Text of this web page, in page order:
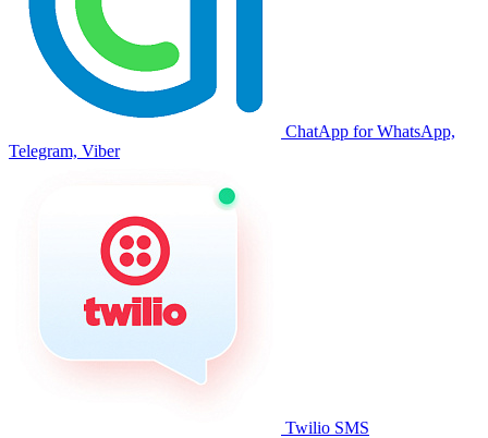
ChatApp for WhatsApp,
Telegram, Viber
Twilio SMS